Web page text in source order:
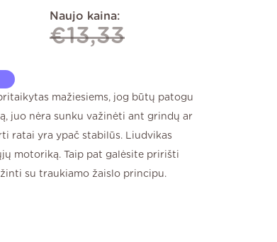
Naujo kaina:
€13,33
mažiesiems, jog būtų patogu
juo nėra sunku važinėti ant grindų ar
ratai yra ypač stabilūs. Liudvikas
motoriką. Taip pat galėsite pririšti
su traukiamo žaislo principu.